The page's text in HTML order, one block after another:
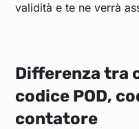
validità e te ne verrà
Differenza tra
codice POD,
contatore